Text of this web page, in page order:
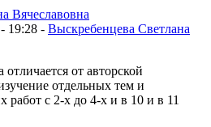
19:28 - Выскребенцева Светлана
от авторской
отдельных тем и
работ с 2-х до 4-х и в 10 и в 11